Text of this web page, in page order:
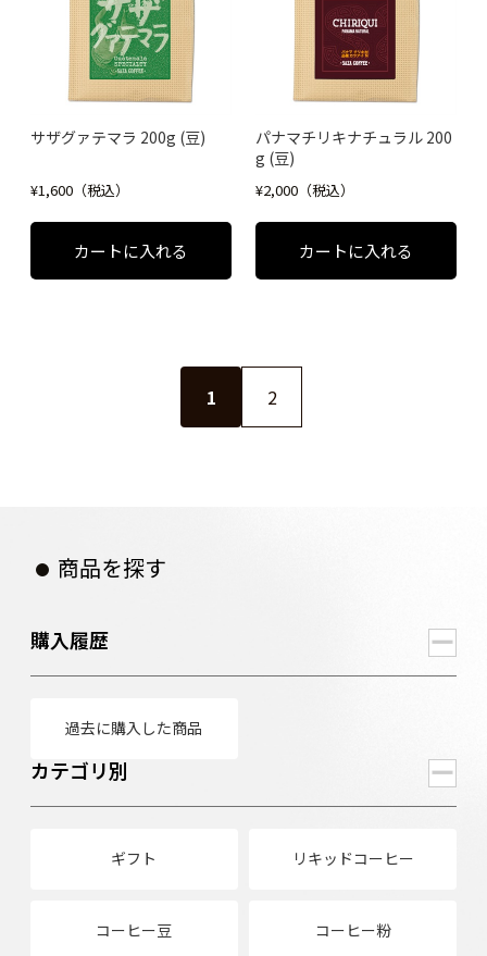
サザグァテマラ 200g (豆)
¥1,600（税込）
パナマチリキナチュラル 200
g (豆)
¥2,000（税込）
1 2
商品を探す
購入履歴
過去に購入した商品
カテゴリ別
ギフト リキッドコーヒー
コーヒー豆 コーヒー粉